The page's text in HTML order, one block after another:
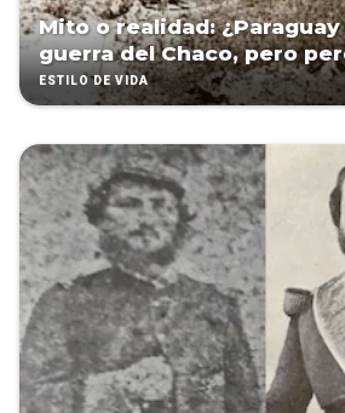
Mito o realidad: ¿Paraguay
guerra del Chaco, pero
ESTILO DE VIDA